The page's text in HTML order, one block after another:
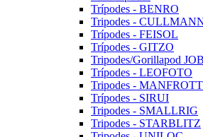
Trípodes - BENRO
Tripodes -
Trípodes - FEISOL
Trípodes - GITZO
Tripodes/Gorillapod
Trípodes - LEOFOTO
Tripodes -
Trípodes - SIRUI
Tripodes - SMALLRIG
Tripodes - STARBLITZ